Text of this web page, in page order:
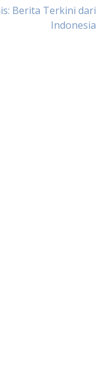
Berita Terkini dari
Indonesia